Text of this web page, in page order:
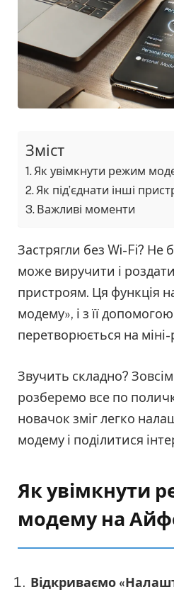
Зміст
Як увімкнути режим
Як під’єднати інші
Важливі моменти
Застрягли без Wi-Fi? Не
може виручити і
пристроям. Ця функція
модему», і з її
перетворюється на міні-
Звучить складно? Зовсім
розберемо все по
новачок зміг легко
модему і поділитися
Як увімкнути
модему на
Відкриваємо